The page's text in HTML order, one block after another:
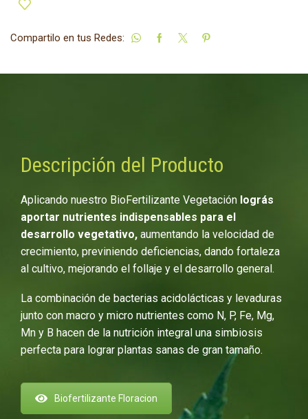
Compartilo en tus Redes:
Descripción del Producto
Aplicando nuestro BioFertilizante Vegetación lográs
aportar nutrientes indispensables para el
desarrollo vegetativo, aumentando la velocidad de
crecimiento, previniendo deficiencias, dando fortaleza
al cultivo, mejorando el follaje y el desarrollo general.
La combinación de bacterias acidolácticas y levaduras
junto con macro y micro nutrientes como N, P, Fe, Mg,
Mn y B hacen de la nutrición integral una simbiosis
perfecta para lograr plantas sanas de gran tamaño.
Biofertilizante Floracion